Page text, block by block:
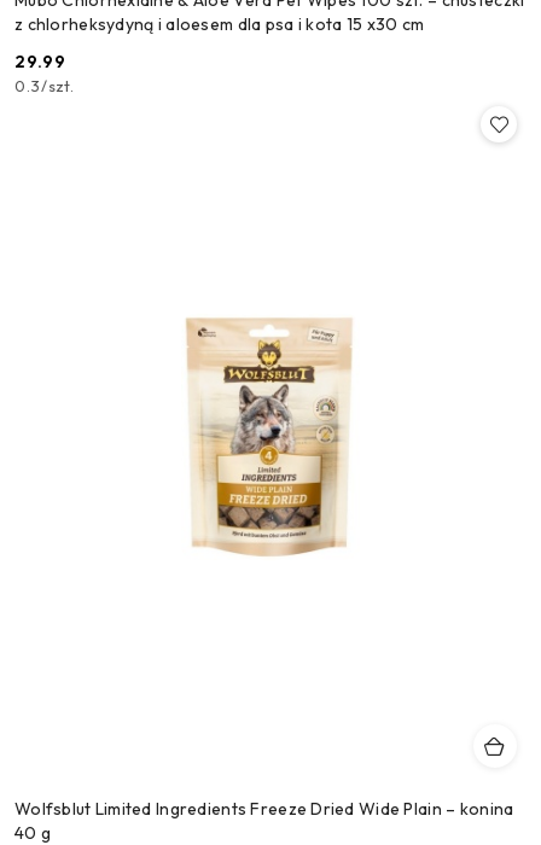
z chlorheksydyną i aloesem dla psa i kota 15 x30 cm
Cena:
29.99
0.3/szt.
Wolfsblut Limited Ingredients Freeze Dried Wide Plain – konina
40 g